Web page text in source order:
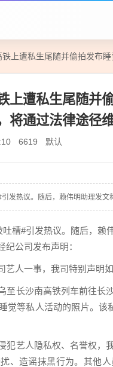
上遭私生尾随并偷拍发布
上遭私生尾随并
将通过法律途径
6619 默认
发热议。随后，赖伟明助理发
槽#引发热议。随后，赖
公司发布声明：
艺人一事，我司特别声明
至长沙南高铁列车前往
觉等私人活动的照片。该
犯艺人隐私权、名誉权，
、造谣抹黑行为。其他